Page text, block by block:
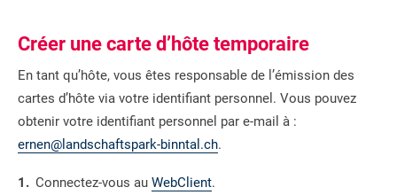
Créer une carte d’hôte temporaire
En tant qu’hôte, vous êtes responsable de l’émission des
cartes d’hôte via votre identifiant personnel. Vous pouvez
obtenir votre identifiant personnel par e-mail à :
ernen@landschaftspark-binntal.ch.
Connectez-vous au WebClient.